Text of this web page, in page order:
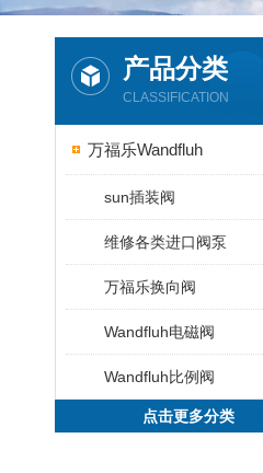
产品分类
CLASSIFICATION
万福乐Wandfluh
sun插装阀
维修各类进口阀泵
万福乐换向阀
Wandfluh电磁阀
Wandfluh比例阀
点击更多分类